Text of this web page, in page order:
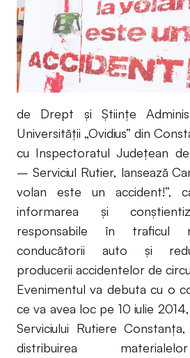
de Drept și Științe
Universității „Ovidius” din
cu Inspectoratul Județean
– Serviciul Rutier, lansează
volan este un accident!”,
informarea și
responsabile în
conducătorii auto şi
producerii accidentelor de
Evenimentul va debuta cu o
ce va avea loc pe 10 iulie
Serviciului Rutiere
distribuirea